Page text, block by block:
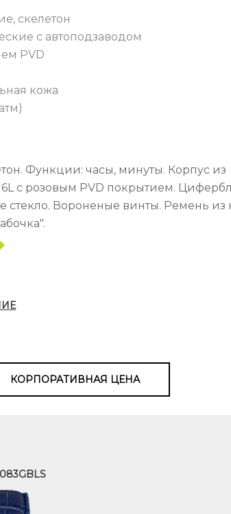
скелетон
с автоподзаводом
PVD
кожа
Функции: часы, минуты. Корпус из
с розовым PVD покрытием.
стекло. Вороненые винты. Ремень из
КОРПОРАТИВНАЯ ЦЕНА